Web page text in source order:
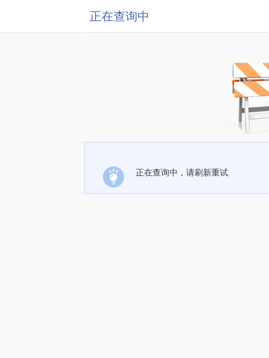
正在查询中
正在查询中，请刷新重试